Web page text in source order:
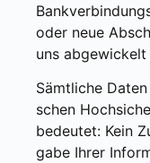
oder neue
uns abge­wi­ckelt
Sämt­li­che
schen
bedeu­tet: Kein
ga­be Ihrer